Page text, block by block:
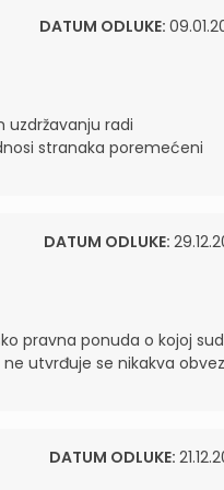
DATUM ODLUKE:
uzdržavanju radi
stranaka poremećeni
DATUM ODLUKE:
pravna ponuda o kojoj
utvrđuje se nikakva
DATUM ODLUKE: